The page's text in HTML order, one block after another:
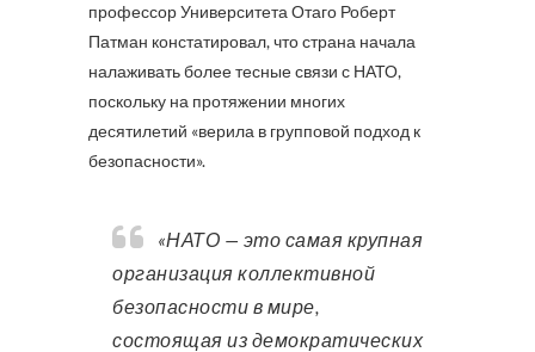
профессор Университета Отаго Роберт
Патман констатировал, что страна начала
налаживать более тесные связи с НАТО,
поскольку на протяжении многих
десятилетий «верила в групповой подход к
безопасности».
«НАТО — это самая крупная
организация коллективной
безопасности в мире,
состоящая из демократических